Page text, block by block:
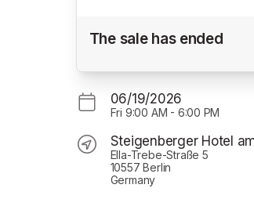
Steigenberger Hotel am
The sale has ended
06/19/2026
Fri 9:00 AM - 6:00 PM
Steigenberger Hotel
Ella-Trebe-Straße 5
10557 Berlin
Germany